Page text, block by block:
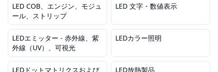
LED COB、エンジン、モジュ
ール、ストリップ
LED 文字・数値表示
LEDエミッター - 赤外線、紫
外線（UV）、可視光
LEDカラー照明
LEDドットマトリクスおよび
LED放熱製品